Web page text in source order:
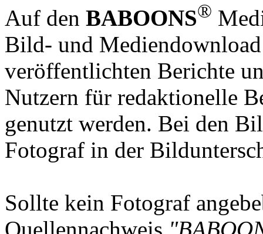
Auf den BABOONS®
Bild- und
veröffentlichten Berichte
Nutzern für redaktionelle
genutzt werden. Bei den
Fotograf in der
Sollte kein Fotograf